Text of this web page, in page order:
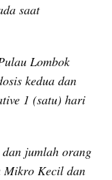
saat
Lombok
kedua dan
1 (satu) hari
jumlah orang
Mikro Kecil dan